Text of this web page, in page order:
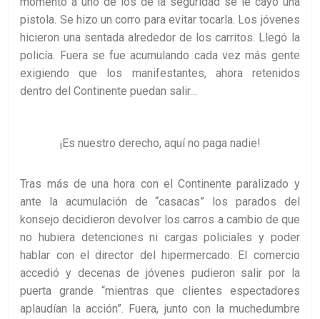
pistola. Se hizo un corro para evitar tocarla. Los jóvenes
hicieron una sentada alrededor de los carritos. Llegó la
policía. Fuera se fue acumulando cada vez más gente
exigiendo que los manifestantes, ahora retenidos
dentro del Continente puedan salir…
¡Es nuestro derecho, aquí no paga nadie!
Tras más de una hora con el Continente paralizado y
ante la acumulación de “casacas” los parados del
konsejo decidieron devolver los carros a cambio de que
no hubiera detenciones ni cargas policiales y poder
hablar con el director del hipermercado. El comercio
accedió y decenas de jóvenes pudieron salir por la
puerta grande “mientras que clientes espectadores
aplaudían la acción”. Fuera, junto con la muchedumbre